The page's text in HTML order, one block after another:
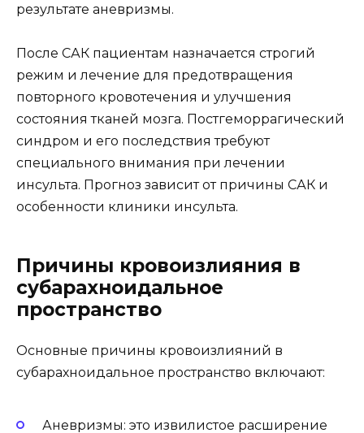
результате аневризмы.
После САК пациентам назначается строгий
режим и лечение для предотвращения
повторного кровотечения и улучшения
состояния тканей мозга. Постгеморрагический
синдром и его последствия требуют
специального внимания при лечении
инсульта. Прогноз зависит от причины САК и
особенности клиники инсульта.
Причины кровоизлияния в
субарахноидальное
пространство
Основные причины кровоизлияний в
субарахноидальное пространство включают:
Аневризмы: это извилистое расширение